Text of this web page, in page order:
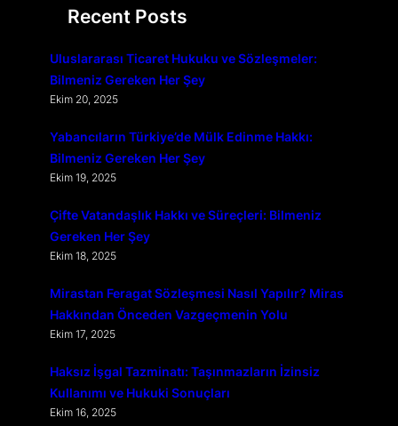
Recent Posts
Uluslararası Ticaret Hukuku ve Sözleşmeler:
Bilmeniz Gereken Her Şey
Ekim 20, 2025
Yabancıların Türkiye’de Mülk Edinme Hakkı:
Bilmeniz Gereken Her Şey
Ekim 19, 2025
Çifte Vatandaşlık Hakkı ve Süreçleri: Bilmeniz
Gereken Her Şey
Ekim 18, 2025
Mirastan Feragat Sözleşmesi Nasıl Yapılır? Miras
Hakkından Önceden Vazgeçmenin Yolu
Ekim 17, 2025
Haksız İşgal Tazminatı: Taşınmazların İzinsiz
Kullanımı ve Hukuki Sonuçları
Ekim 16, 2025